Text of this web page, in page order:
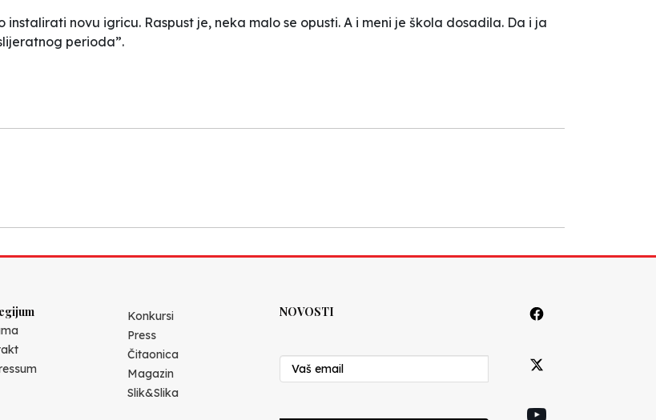
novu igricu. Raspust je, neka malo se opusti. A i meni je škola dosadila. Da i ja
perioda”.
Konkursi
Press
Čitaonica
Magazin
Slik&Slika
NOVOSTI